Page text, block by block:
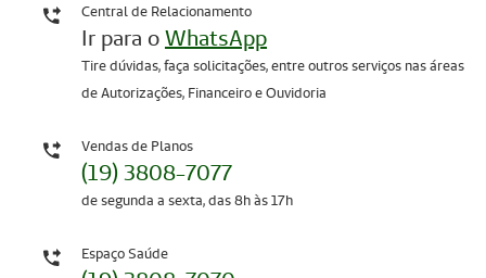
Central de Relacionamento
Ir para oWhatsApp
Tire dúvidas, faça solicitações, entre outros serviços nas áreas
de Autorizações, Financeiro e Ouvidoria
Vendas de Planos
(19) 3808-7077
de segunda a sexta, das 8h às 17h
Espaço Saúde